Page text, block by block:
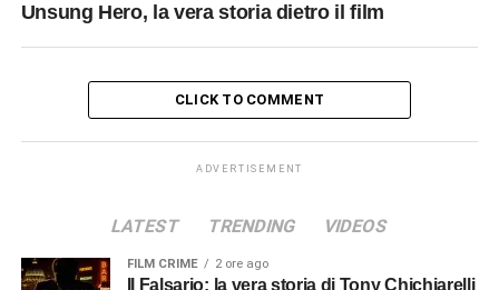
Unsung Hero, la vera storia dietro il film
CLICK TO COMMENT
ADVERTISEMENT
LATEST TRENDING VIDEOS
FILM CRIME 2 ore ago